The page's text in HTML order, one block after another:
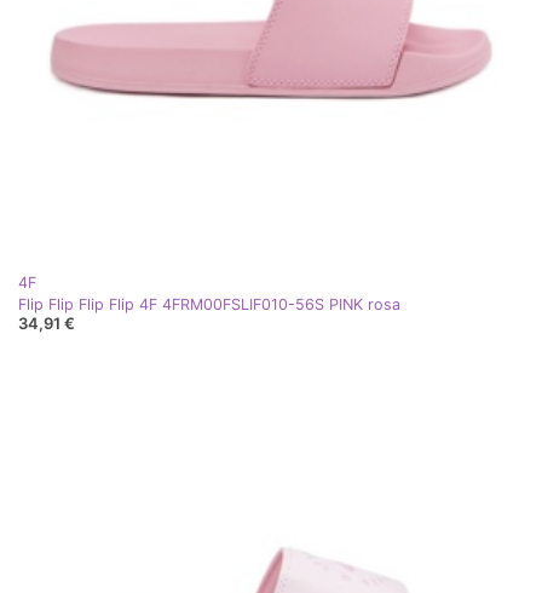
4F
Flip Flip Flip Flip 4F 4FRM00FSLIF010-56S PINK rosa
34,91 €